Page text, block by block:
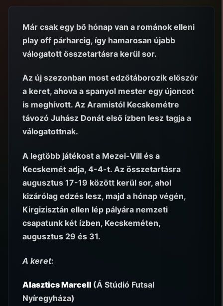
Már csak egy bő hónap van a románok elleni
play off párharcig, így hamarosan újabb
válogatott összetartásra kerül sor.
Az új szezonban most edzőtáborozik először
a keret, ahova a spanyol mester egy újoncot
is meghívott. Az Aramistól Kecskemétre
távozó Juhász Donát első ízben lesz tagja a
válogatottnak.
A legtöbb játékost a Mezei-Vill és a
Kecskemét adja, 4-4-t. Az összetartásra
augusztus 17-19 között kerül sor, ahol
kizárólag edzés lesz, majd a hónap végén,
Kirgizisztán ellen lép pályára nemzeti
csapatunk két ízben, Kecskeméten,
augusztus 29 és 31.
A keret:
Alasztics Marcell (Á Stúdió Futsal
Nyíregyháza)